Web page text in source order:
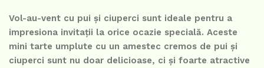
Vol-au-vent cu pui și ciuperci sunt ideale pentru a
impresiona invitații la orice ocazie specială. Aceste
mini tarte umplute cu un amestec cremos de pui și
ciuperci sunt nu doar delicioase, ci și foarte atractive